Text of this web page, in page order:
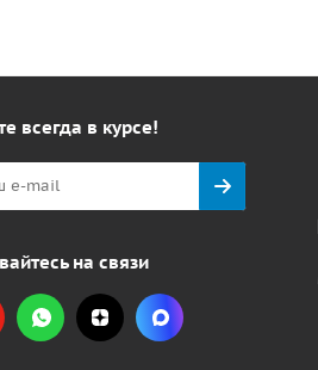
всегда в курсе!
на связи